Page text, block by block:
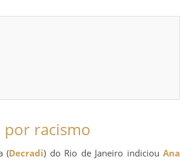
racismo
(Decradi) do Rio de Janeiro indiciouAna